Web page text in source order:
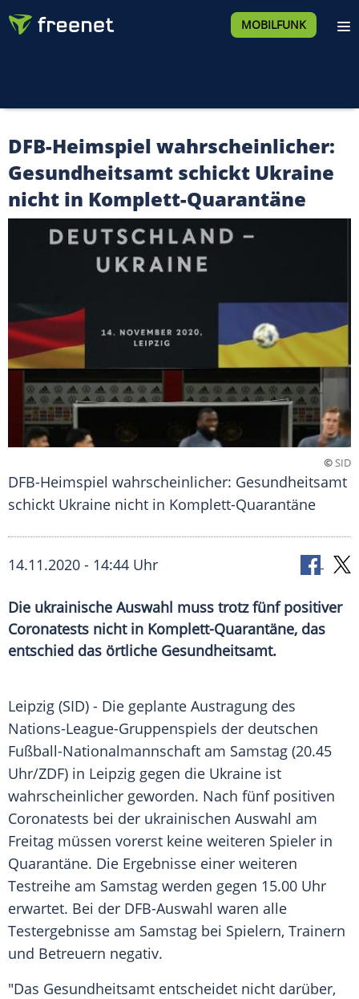
MOBILFUNK
DFB-Heimspiel wahrscheinlicher:
Gesundheitsamt schickt Ukraine
nicht in Komplett-Quarantäne
©SID
DFB-Heimspiel wahrscheinlicher: Gesundheitsamt
schickt Ukraine nicht in Komplett-Quarantäne
14.11.2020 - 14:44 Uhr
Die ukrainische Auswahl muss trotz fünf positiver
Coronatests nicht in Komplett-Quarantäne, das
entschied das örtliche Gesundheitsamt.
Leipzig (SID) - Die geplante Austragung des
Nations-League-Gruppenspiels der deutschen
Fußball-Nationalmannschaft am Samstag (20.45
Uhr/ZDF) in Leipzig gegen die Ukraine ist
wahrscheinlicher geworden. Nach fünf positiven
Coronatests bei der ukrainischen Auswahl am
Freitag müssen vorerst keine weiteren Spieler in
Quarantäne. Die Ergebnisse einer weiteren
Testreihe am Samstag werden gegen 15.00 Uhr
erwartet. Bei der DFB-Auswahl waren alle
Testergebnisse am Samstag bei Spielern, Trainern
und Betreuern negativ.
"Das Gesundheitsamt entscheidet nicht darüber,